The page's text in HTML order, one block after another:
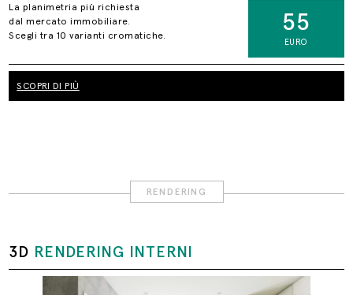
La planimetria più richiesta
dal mercato immobiliare.
Scegli tra 10 varianti cromatiche.
55
EURO
SCOPRI DI PIÙ
RENDERING
3D RENDERING INTERNI